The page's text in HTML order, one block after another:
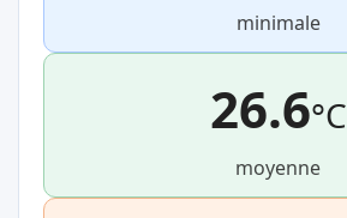
minimale
26.6°C
moyenne